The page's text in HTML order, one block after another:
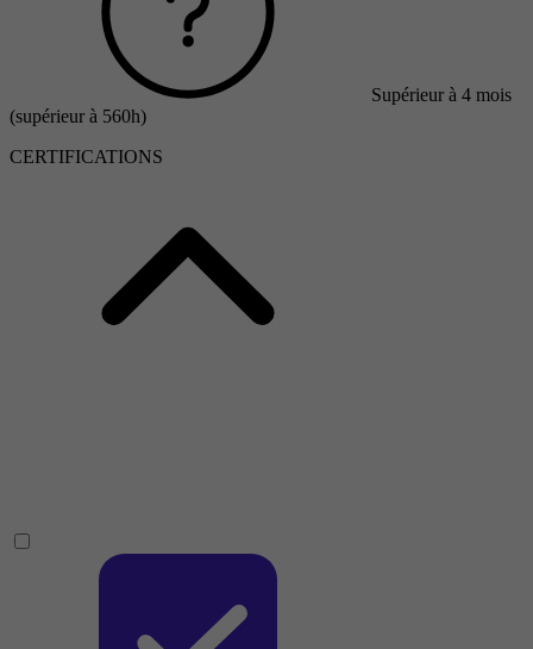
Supérieur à 4 mois
(supérieur à 560h)
CERTIFICATIONS